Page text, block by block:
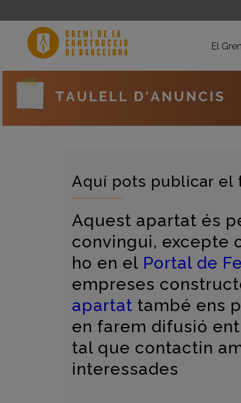
El
Aquí pots publicar el
Aquest apartat és
convingui, excepte
ho en el Portal de
empreses
apartat també ens
en farem difusió
tal que contactin
interessades